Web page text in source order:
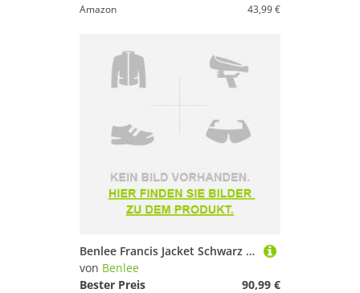
Amazon 43,99 €
Benlee Francis Jacket Schwarz L Mann
von Benlee
Bester Preis
90,99 €